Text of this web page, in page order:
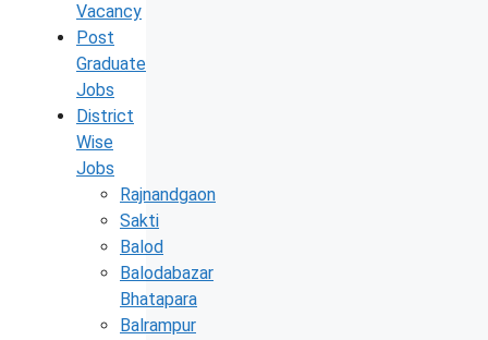
Vacancy
Post
Graduate
Jobs
District
Wise
Jobs
Rajnandgaon
Sakti
Balod
Balodabazar
Bhatapara
Balrampur